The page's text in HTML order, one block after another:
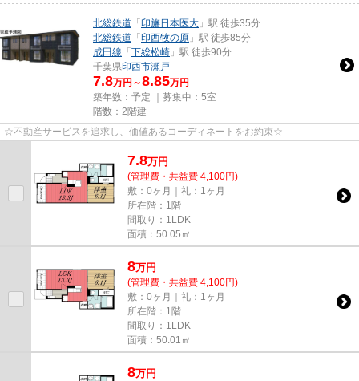
北総鉄道 「印旛日本医大 」駅 徒歩35分
北総鉄道 「印西牧の原 」駅 徒歩85分
成田線 「下総松崎 」駅 徒歩90分
千葉県印西市瀬戸
7.8万円～8.85万円
築年数：予定 ｜募集中： 5室
階数：2階建
☆不動産サービスを追求し、価値あるコーディネートをお約束☆
7.8万円
(管理費・共益費 4,100円)
敷：0ヶ月｜礼：1ヶ月
所在階：1階
間取り：1LDK
面積：50.05㎡
8万円
(管理費・共益費 4,100円)
敷：0ヶ月｜礼：1ヶ月
所在階：1階
間取り：1LDK
面積：50.01㎡
8万円